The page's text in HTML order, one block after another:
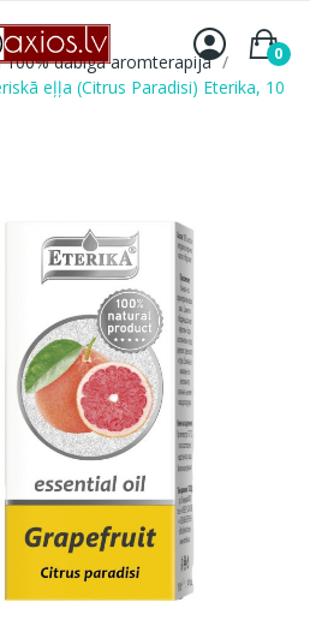
0
100% dabīga aromterapija
eļļa (Citrus Paradisi) Eterika, 10